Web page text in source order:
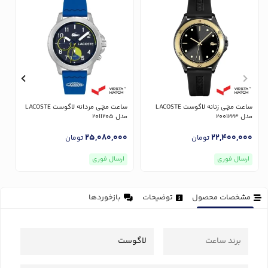
ساعت مچی زنانه لاگوست LACOSTE
مدل 2001223
22,400,000تومان
ارسال فوری
ساعت مچی مردانه لاگوست LACOSTE
مدل 2011205
25,080,000تومان
ارسال فوری
مشخصات محصول توضیحات بازخوردها
برند ساعت لاگوست